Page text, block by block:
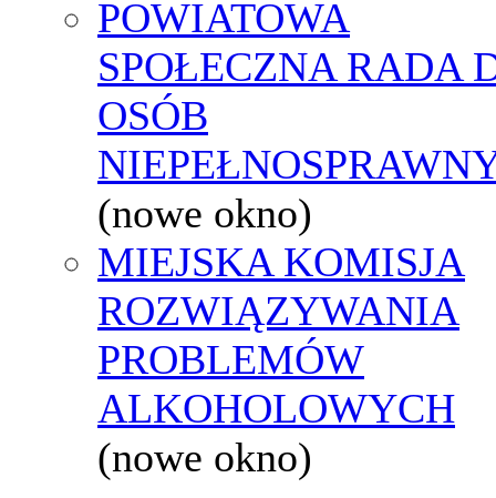
POWIATOWA
SPOŁECZNA RADA
OSÓB
(nowe okno)
MIEJSKA KOMISJA
ROZWIĄZYWANIA
PROBLEMÓW
ALKOHOLOWYCH
(nowe okno)